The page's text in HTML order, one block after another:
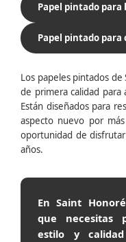
Papel pintado para
Papel pintado para
Los papeles pintados
de primera calidad para
Están diseñados para
aspecto nuevo por
oportunidad de
años.
En Saint
que necesitas
estilo y